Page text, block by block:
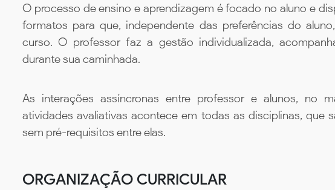
O processo de ensino e aprendizagem é focado no aluno e
formatos para que, independente das preferências do
curso. O professor faz a gestão individualizada,
durante sua caminhada.
As interações assíncronas entre professor e alunos, no
atividades avaliativas acontece em todas as disciplinas, que
sem pré-requisitos entre elas.
ORGANIZAÇÃO CURRICULAR